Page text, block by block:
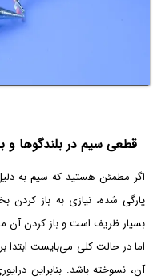
قطعی سیم در بلندگوها و
اگر مطمئن هستید که سیم به
پارگی شده، نیازی به باز
بسیار ظریف است و باز کردن
اما در حالت کلی می‌بایست ابتدا
آن، نسوخته باشد. بنابراین